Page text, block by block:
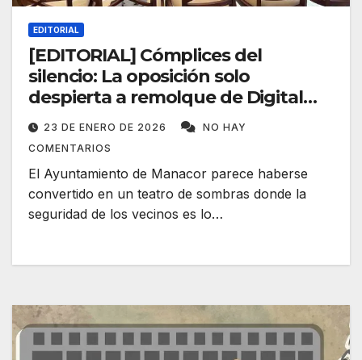
EDITORIAL
[EDITORIAL] Cómplices del
silencio: La oposición solo
despierta a remolque de Digital
Manacor
23 DE ENERO DE 2026
NO HAY
COMENTARIOS
El Ayuntamiento de Manacor parece haberse
convertido en un teatro de sombras donde la
seguridad de los vecinos es lo…